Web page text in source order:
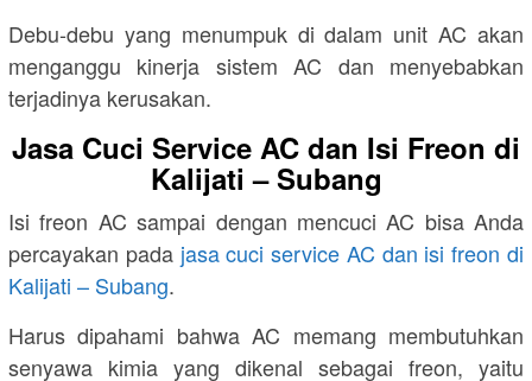
Debu-debu yang menumpuk di dalam unit AC akan
menganggu kinerja sistem AC dan menyebabkan
terjadinya kerusakan.
Jasa Cuci Service AC dan Isi Freon di
Kalijati – Subang
Isi freon AC sampai dengan mencuci AC bisa Anda
percayakan pada jasa cuci service AC dan isi freon di
Kalijati – Subang.
Harus dipahami bahwa AC memang membutuhkan
senyawa kimia yang dikenal sebagai freon, yaitu